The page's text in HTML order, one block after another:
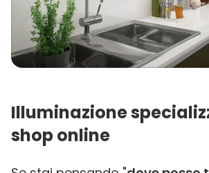
Illuminazione
shop online